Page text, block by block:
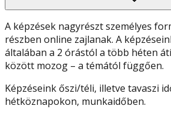
A képzések nagyrészt személyes
részben online zajlanak. A
általában a 2 órástól a több héten
között mozog – a témától függően.
Képzéseink őszi/téli, illetve tavaszi
hétköznapokon, munkaidőben.